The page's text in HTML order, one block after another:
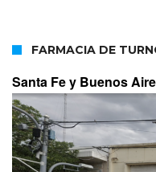
FARMACIA DE
Santa Fe y Buenos